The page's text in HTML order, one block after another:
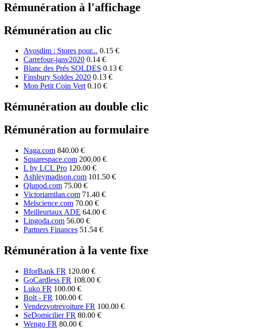
Rémunération à l'affichage
Rémunération au clic
Avosdim : Stores pour... 0.15 €
Carrefour-janv2020 0.14 €
Blanc des Prés SOLDES 0.13 €
Finsbury Soldes 2020 0.13 €
Mon Petit Coin Vert 0.10 €
Rémunération au double clic
Rémunération au formulaire
Naga.com 840.00 €
Squarespace.com 200.00 €
L by LCL Pro 120.00 €
Ashleymadison.com 101.50 €
Qlupod.com 75.00 €
Victoriamilan.com 71.40 €
Melscience.com 70.00 €
Meilleurtaux ADE 64.00 €
Lingoda.com 56.00 €
Partners Finances 51.54 €
Rémunération à la vente fixe
BforBank FR 120.00 €
GoCardless FR 108.00 €
Luko FR 100.00 €
Bolt - FR 100.00 €
Vendezvotrevoiture FR 100.00 €
SeDomicilier FR 80.00 €
Wengo FR 80.00 €